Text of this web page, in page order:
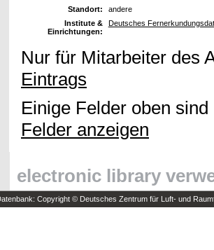
Standort:
andere
Institute &
Einrichtungen:
Deutsches
Nur für Mitarbeiter des
Eintrags
Einige Felder oben
Felder anzeigen
electronic library
Copyright © Deutsches Zentrum für Luft- und